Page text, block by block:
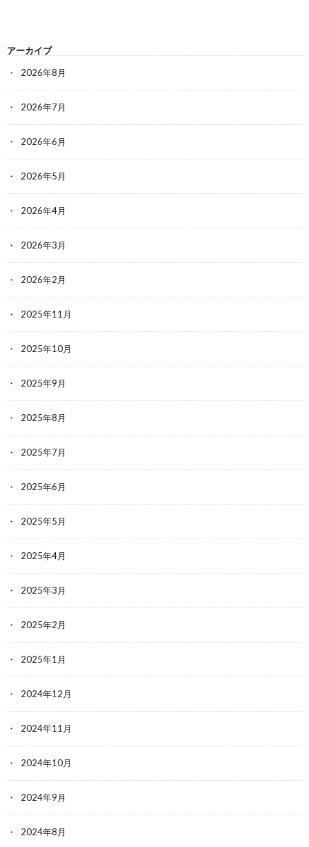
アーカイブ
2026年8月
2026年7月
2026年6月
2026年5月
2026年4月
2026年3月
2026年2月
2025年11月
2025年10月
2025年9月
2025年8月
2025年7月
2025年6月
2025年5月
2025年4月
2025年3月
2025年2月
2025年1月
2024年12月
2024年11月
2024年10月
2024年9月
2024年8月